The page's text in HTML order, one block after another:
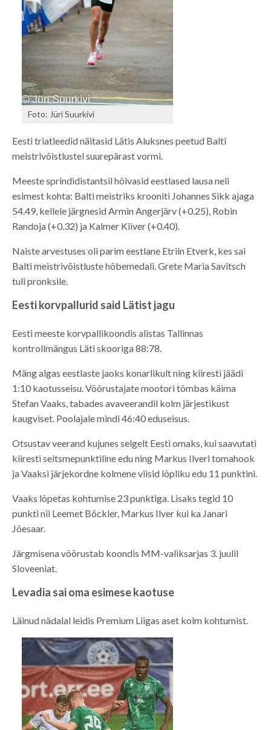
Foto: Jüri Suurkivi
Eesti triatleedid näitasid Lätis Aluksnes peetud Balti
meistrivõistlustel suurepärast vormi.
Meeste sprindidistantsil hõivasid eestlased lausa neli
esimest kohta: Balti meistriks krooniti Johannes Sikk ajaga
54.49, kellele järgnesid Armin Angerjärv (+0.25), Robin
Randoja (+0.32) ja Kalmer Kiiver (+0.40).
Naiste arvestuses oli parim eestlane Etriin Etverk, kes sai
Balti meistrivõistluste hõbemedali. Grete Maria Savitsch
tuli pronksile.
Eesti korvpallurid said Lätist jagu
Eesti meeste korvpallikoondis alistas Tallinnas
kontrollmängus Läti skooriga 88:78.
Mäng algas eestlaste jaoks konarlikult ning kiiresti jäädi
1:10 kaotusseisu. Võõrustajate mootori tõmbas käima
Stefan Vaaks, tabades avaveerandil kolm järjestikust
kaugviset. Poolajale mindi 46:40 eduseisus.
Otsustav veerand kujunes selgelt Eesti omaks, kui saavutati
kiiresti seitsmepunktiline edu ning Markus Ilveri tomahook
ja Vaaksi järjekordne kolmene viisid lõpliku edu 11 punktini.
Vaaks lõpetas kohtumise 23 punktiga. Lisaks tegid 10
punkti nii Leemet Böckler, Markus Ilver kui ka Janari
Jõesaar.
Järgmisena võõrustab koondis MM-valiksarjas 3. juulil
Sloveeniat.
Levadia sai oma esimese kaotuse
Läinud nädalal leidis Premium Liigas aset kolm kohtumist.